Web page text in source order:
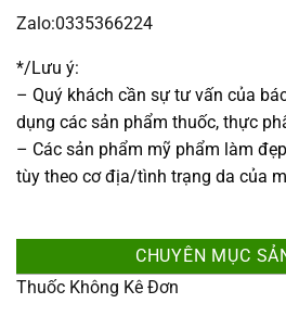
Zalo:0335366224
*/Lưu ý:
– Quý khách cần sự tư vấn của
dụng các sản phẩm thuốc, thực
– Các sản phẩm mỹ phẩm làm
tùy theo cơ địa/tình trạng da của
CHUYÊN MỤC
Thuốc Không Kê Đơn